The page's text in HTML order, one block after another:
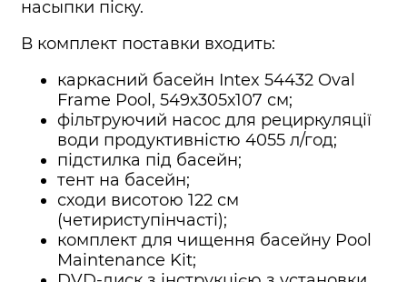
насыпки піску.
В комплект поставки входить:
каркасний басейн Intex 54432 Oval
Frame Pool, 549х305х107 см;
фільтруючий насос для рециркуляції
води продуктивністю 4055 л/год;
підстилка під басейн;
тент на басейн;
сходи висотою 122 см
(четириступінчасті);
комплект для чищення басейну Pool
Maintenance Kit;